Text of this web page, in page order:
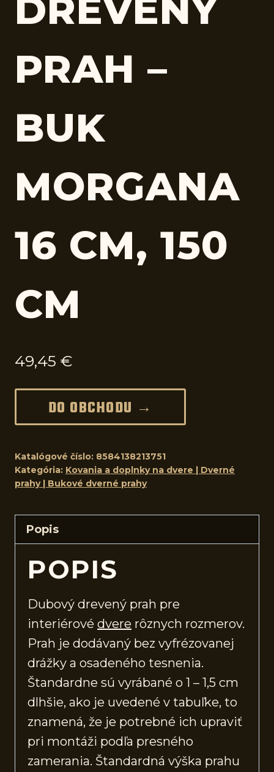
DREVENÝ
PRAH –
BUK
MORGANA
16 CM, 150
CM
49,45 €
DO OBCHODU →
Katalógové číslo: 8584138213751
Kategória: Kovania a doplnky na dvere | Dverné
prahy | Bukové dverné prahy
Popis
POPIS
Dubový drevený prah pre
interiérové dvere rôznych rozmerov.
Prah je dodávaný bez vyfrézovanej
drážky a osadeného tesnenia.
Štandardne sú vyrábané o 1 – 1,5 cm
dlhšie, ako je uvedené v tabuľke, to
znamená, že je potrebné ich upraviť
pri montáži podľa presného
zamerania. Štandardná výška prahu